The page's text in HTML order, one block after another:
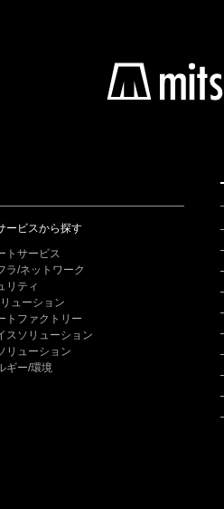
ービスから探す
トサービス
ラ/ネットワーク
リティ
ューション
トファクトリー
スソリューション
リューション
ギー/環境